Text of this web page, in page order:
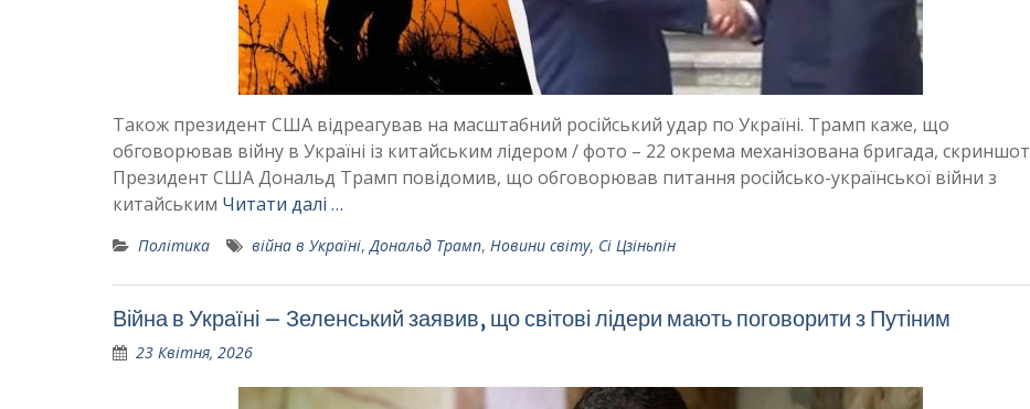
Також президент США відреагував на масштабний російський удар по Україні. Трамп каже, що
обговорював війну в Україні із китайським лідером / фото – 22 окрема механізована бригада, скриншот
Президент США Дональд Трамп повідомив, що обговорював питання російсько-української війни з
китайським Читати далі …
Політика війна в Україні,Дональд Трамп, Новини світу, Сі Цзіньпін
Війна в Україні – Зеленський заявив, що світові лідери мають поговорити з Путіним
23 Квітня, 2026